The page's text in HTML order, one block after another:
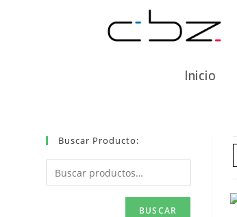
Inicio
Buscar Producto:
BUSCAR